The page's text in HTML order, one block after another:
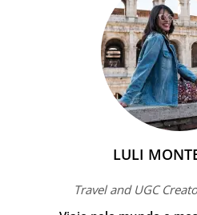
LULI
Travel and UGC